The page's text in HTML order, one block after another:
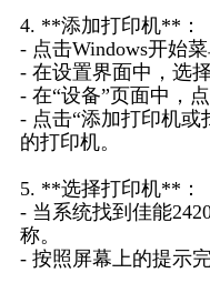
4. **添加打印机**：
- 点击Windows开始菜
- 在设置界面中，选择
- 在“设备”页面中，
- 点击“添加打印机或
的打印机。
5. **选择打印机**：
- 当系统找到佳能
称。
- 按照屏幕上的提示